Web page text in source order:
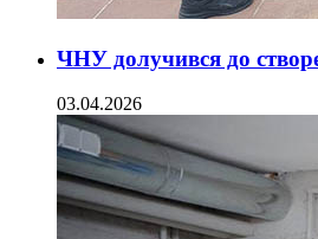
ЧНУ долучився до
03.04.2026